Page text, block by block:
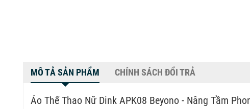
MÔ TẢ SẢN PHẨM CHÍNH SÁCH ĐỔI TRẢ
Áo Thể Thao Nữ Dink APK08 Beyono - Nâng Tầm